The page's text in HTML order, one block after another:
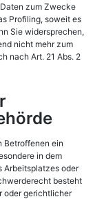
zum Zwecke
Profiling, soweit es
Sie widersprechen,
nicht mehr zum
nach Art. 21 Abs. 2
Betroffenen ein
in dem
Arbeitsplatzes oder
besteht
oder gerichtlicher